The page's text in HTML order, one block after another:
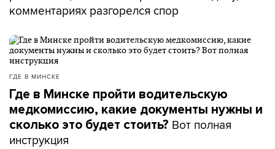
комментариях разгорелся спор
ГДЕ В МИНСКЕ
Где в Минске пройти водительскую
медкомиссию, какие документы нужны и
сколько это будет стоить? Вот полная
инструкция